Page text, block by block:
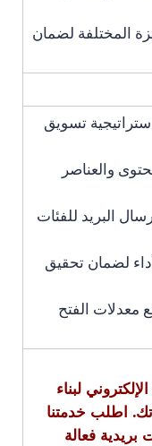
المختلفة لضمان
تسويق
والعناصر
البريد للفئات
لضمان تحقيق
معدلات الفتح
لبناء
اطلب خدمتنا
فعالة